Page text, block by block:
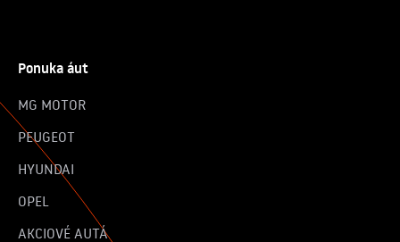
Ponuka áut
MG MOTOR
PEUGEOT
HYUNDAI
OPEL
AKCIOVÉ AUTÁ